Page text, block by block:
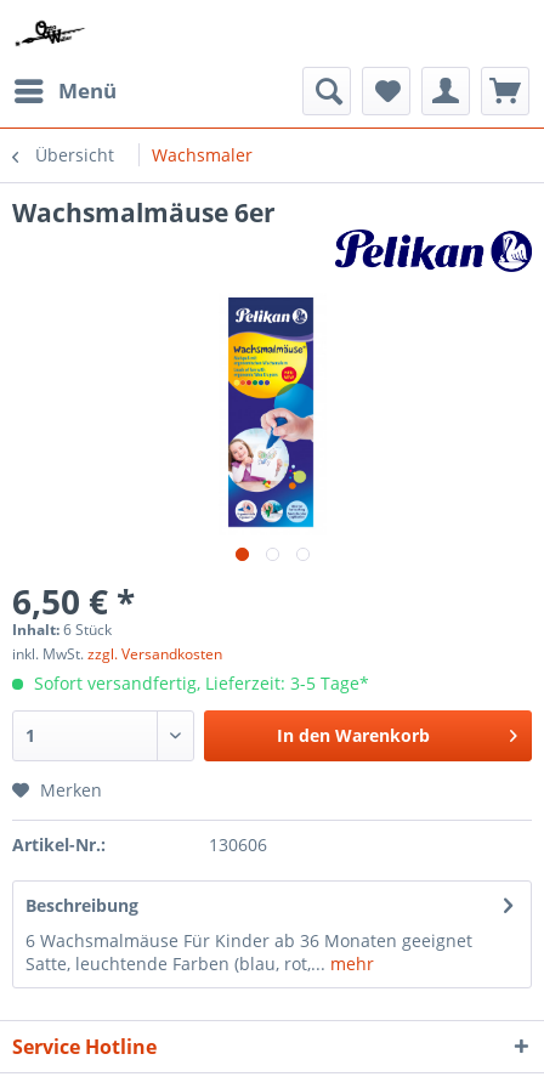
Menü
Übersicht Wachsmaler
Wachsmalmäuse 6er
6,50 € *
Inhalt:6 Stück
inkl. MwSt.zzgl. Versandkosten
Sofort versandfertig, Lieferzeit: 3-5 Tage*
In den Warenkorb
Merken
Artikel-Nr.: 130606
Beschreibung
6 Wachsmalmäuse Für Kinder ab 36 Monaten geeignet
Satte, leuchtende Farben (blau, rot,... mehr
Service Hotline